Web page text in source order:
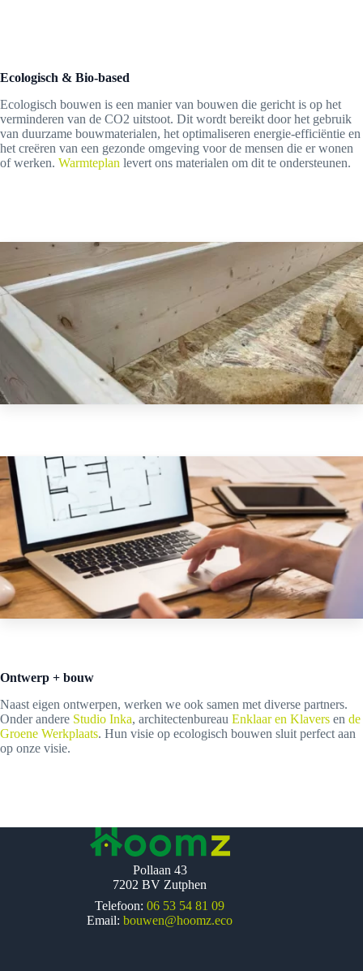
Ontwerp + bouw
Naast eigen ontwerpen, werken we ook samen met diverse partners.
Onder andere Studio Inka, architectenbureau Enklaar en Klavers en de
Groene Werkplaats. Hun visie op ecologisch bouwen sluit perfect aan
op onze visie.
Ecologisch & Bio-based
Ecologisch bouwen is een manier van bouwen die gericht is op het
verminderen van de CO2 uitstoot. Dit wordt bereikt door het gebruik
van duurzame bouwmaterialen, het optimaliseren energie-efficiëntie en
het creëren van een gezonde omgeving voor de mensen die er wonen
of werken. Warmteplan levert ons materialen om dit te ondersteunen.
Pollaan 43
7202 BV Zutphen
Telefoon:06 53 54 81 09
Email:bouwen@hoomz.eco